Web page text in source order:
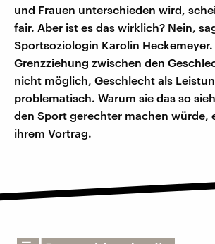
und Frauen unterschieden wird,
fair. Aber ist es das wirklich? Nein,
Sportsoziologin Karolin
Grenzziehung zwischen den
nicht möglich, Geschlecht als
problematisch. Warum sie das so
den Sport gerechter machen würde,
ihrem Vortrag.